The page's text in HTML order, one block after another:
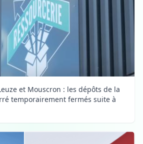
et Mouscron : les dépôts de la
temporairement fermés suite à